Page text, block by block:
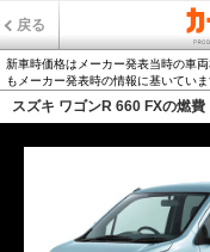
戻る
新車時価格はメーカー発表当時の車
もメーカー発表時の情報に基いていま
スズキ ワゴンR 660 FXの燃費